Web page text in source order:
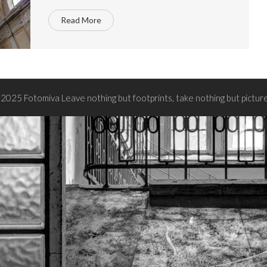
Read More
Fotomiva Leave nothing but footprints, take nothing but